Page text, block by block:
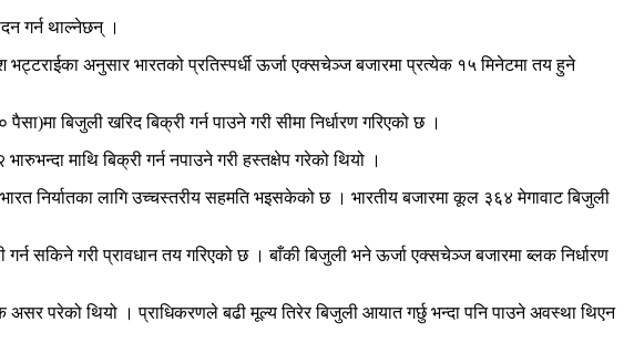
गर्न थाल्नेछन् ।
अनुसार भारतको प्रतिस्पर्धी ऊर्जा एक्सचेञ्ज बजारमा प्रत्येक १५ मिनेटमा तय हुने
बिजुली खरिद बिक्री गर्न पाउने गरी सीमा निर्धारण गरिएको छ ।
माथि बिक्री गर्न नपाउने गरी हस्तक्षेप गरेको थियो ।
निर्यातका लागि उच्चस्तरीय सहमति भइसकेको छ । भारतीय बजारमा कूल ३६४ मेगावाट बिजुली
सकिने गरी प्रावधान तय गरिएको छ । बाँकी बिजुली भने ऊर्जा एक्सचेञ्ज बजारमा ब्लक निर्धारण
असर परेको थियो । प्राधिकरणले बढी मूल्य तिरेर बिजुली आयात गर्छु भन्दा पनि पाउने अवस्था थिएन